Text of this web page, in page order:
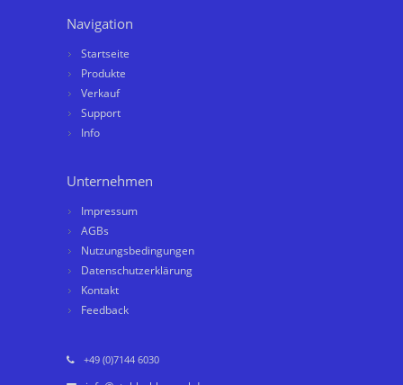
Navigation
Startseite
Produkte
Verkauf
Support
Info
Unternehmen
Impressum
AGBs
Nutzungsbedingungen
Datenschutzerklärung
Kontakt
Feedback
+49 (0)7144 6030